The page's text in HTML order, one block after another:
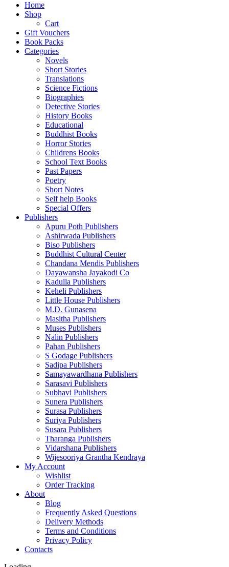
Home
Shop
Cart
Gift Vouchers
Book Packs
Categories
Novels
Short Stories
Translations
Science Fictions
Biographies
Detective Stories
History Books
Educational
Buddhist Books
Horror Stories
Childrens Books
School Text Books
Past Papers
Poetry
Short Notes
Self help Books
Special Offers
Publishers
Apuru Poth Publishers
Ashirwada Publishers
Biso Publishers
Buddhist Cultural Center
Chandana Mendis Publishers
Dayawansha Jayakodi Co
Kadulla Publishers
Keheli Publishers
Little House Publishers
M.D. Gunasena
Masitha Publishers
Muses Publishers
Nalin Publishers
Pahan Publishers
S Godage Publishers
Sadipa Publishers
Samayawardhana Publishers
Sarasavi Publishers
Subhavi Publishers
Sunera Publishers
Surasa Publishers
Suriya Publishers
Susara Publishers
Tharanga Publishers
Vidarshana Publishers
Wijesooriya Grantha Kendraya
My Account
Wishlist
Order Tracking
About
Blog
Frequently Asked Questions
Delivery Methods
Terms and Conditions
Privacy Policy
Contacts